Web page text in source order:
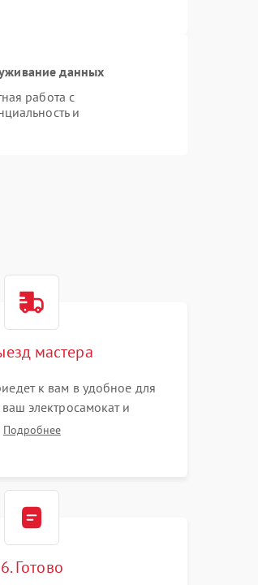
данных
работа с
и
мастера
к вам в удобное для
электросамокат и
диагностики.
Подробнее
6. Готово